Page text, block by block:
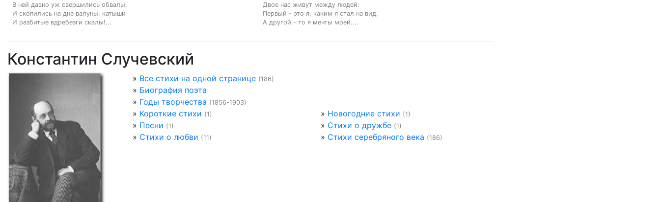
В ней давно уж свершились обвалы,
И скопились на дне валуны, катыши
И разбитые вдребезги скалы!...
Двое нас живут между людей:
Первый - это я, каким я стал на вид,
А другой - то я мечты моей....
Константин Случевский
» Все стихи на одной странице (186)
» Биография поэта
» Годы творчества (1856-1903)
» Короткие стихи (1) » Новогодние стихи (1)
» Песни (1) » Стихи о дружбе (1)
» Стихи о любви (11) » Стихи серебряного века (186)